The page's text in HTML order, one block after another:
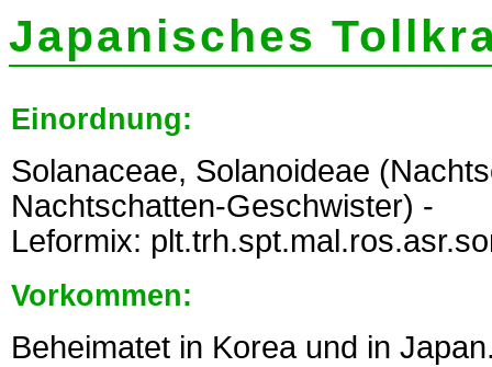
Japanisches
Einordnung:
Solanaceae, Solanoideae
Nachtschatten-Geschwister) -
Leformix:
Vorkommen:
Beheimatet in Korea und in